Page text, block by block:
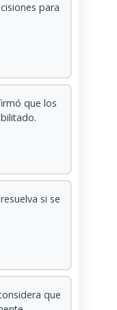
para
que los
si se
que